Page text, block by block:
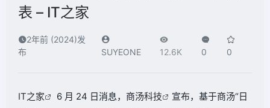
表 – IT之家
2年前 (2024)发
布
SUYEONE 12.6K 0 0
IT之家 6 月 24 日消息，商汤科技
宣布，基于商汤“日